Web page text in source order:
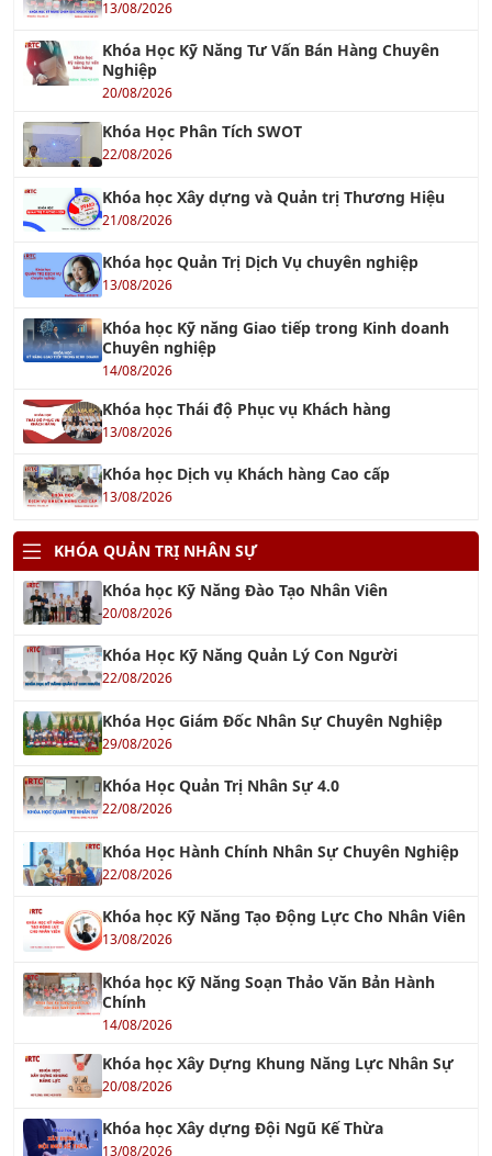
Nghiệp
Khóa Học Phân Tích SWOT
22/08/2026
Khóa học Xây dựng và Quản trị Thương Hiệu
21/08/2026
Khóa học Quản Trị Dịch Vụ chuyên nghiệp
13/08/2026
Khóa học Kỹ năng Giao tiếp trong Kinh doanh
Chuyên nghiệp
Khóa học Thái độ Phục vụ Khách hàng
13/08/2026
Khóa học Dịch vụ Khách hàng Cao cấp
13/08/2026
KHÓA QUẢN TRỊ NHÂN SỰ
20/08/2026
Khóa Học Kỹ Năng Quản Lý Con Người
22/08/2026
Khóa Học Giám Đốc Nhân Sự Chuyên Nghiệp
29/08/2026
Khóa Học Quản Trị Nhân Sự 4.0
22/08/2026
Khóa Học Hành Chính Nhân Sự Chuyên Nghiệp
22/08/2026
Khóa học Kỹ Năng Tạo Động Lực Cho Nhân Viên
13/08/2026
Khóa học Kỹ Năng Soạn Thảo Văn Bản Hành
Chính
Khóa học Xây Dựng Khung Năng Lực Nhân Sự
20/08/2026
Khóa học Xây dựng Đội Ngũ Kế Thừa
13/08/2026
Khóa học Kỹ năng Kích hoạt Năng suất Nhân
viên